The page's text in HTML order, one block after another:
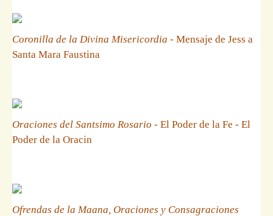
Coronilla de la Divina Misericordia - Mensaje de Jess a
Santa Mara Faustina
Oraciones del Santsimo Rosario - El Poder de la Fe - El
Poder de la Oracin
Ofrendas de la Maana, Oraciones y Consagraciones